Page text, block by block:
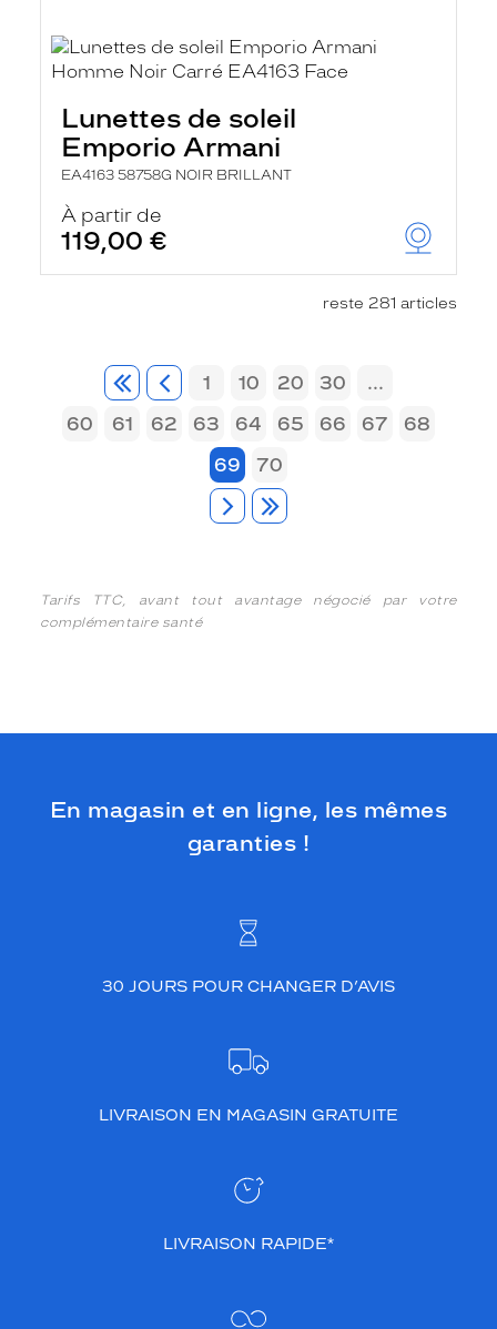
Lunettes de soleil
Emporio Armani
EA4163 58758G NOIR BRILLANT
À partir de
119,00 €
reste 281 articles
1 10 20 30
...
60
61 62 63 64 65 66 67
68
69
70
Tarifs TTC, avant tout avantage négocié par votre
complémentaire santé
En magasin et en ligne, les mêmes
garanties !
30 JOURS POUR CHANGER D’AVIS
LIVRAISON EN MAGASIN GRATUITE
LIVRAISON RAPIDE*